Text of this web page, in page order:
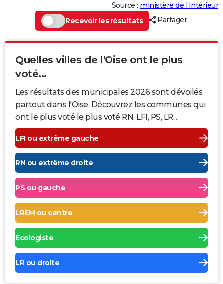
Source : ministère de l’Intérieur
Recevoir les résultats
Partager
Quelles villes de l'Oise ont le plus
voté...
Les résultats des municipales 2026 sont dévoilés
partout dans l'Oise. Découvrez les communes qui
ont le plus voté le plus voté RN, LFI, PS, LR...
LFI ou extrême gauche
RN ou extrême droite
PS ou gauche
LREM ou centre
Ecologiste
LR ou droite